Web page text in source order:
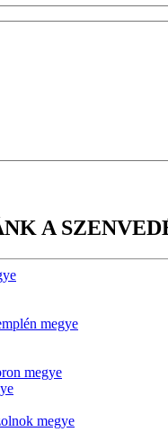
A
megye
megye
megye